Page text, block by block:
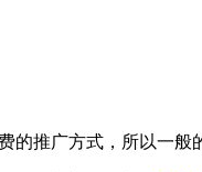
推广方式，所以一般